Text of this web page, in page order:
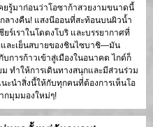
ยรู้มาก่อนว่าโอซาก้าสวยงามขนาดนี้
ลางคืน! แสงนีออนที่สะท้อนบนผิวน้ำ
ยร์เราในโดตงโบริ และบรรยากาศที่
ละเย็นสบายของชินไซบาชิ—มัน
บการก้าวเข้าสู่เมืองในอนาคต ไกด์ก็
ม ทำให้การเดินทางสนุกและมีส่วนร่วม
ะนำสิ่งนี้ให้กับทุกคนที่ต้องการเห็นโอ
กมุมมองใหม่ๆ!